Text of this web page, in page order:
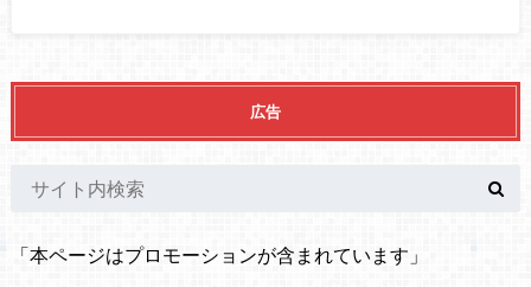
広告
「本ページはプロモーションが含まれています」